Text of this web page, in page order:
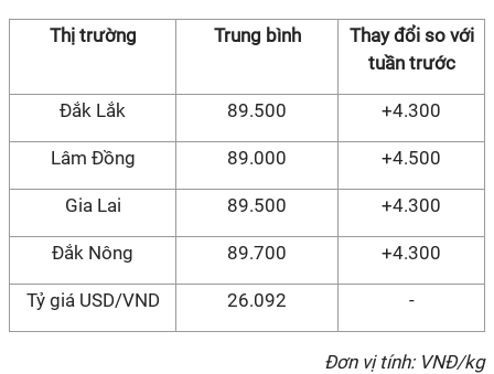
Thị trường Trung bình
Thay đổi so với
tuần trước
Đắk Lắk 89.500 +4.300
Lâm Đồng 89.000 +4.500
Gia Lai 89.500 +4.300
Đắk Nông 89.700 +4.300
Tỷ giá USD/VND 26.092 -
Đơn vị tính: VNĐ/kg